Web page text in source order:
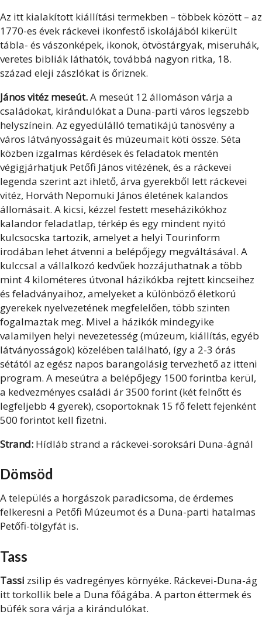
Az itt kialakított kiállítási termekben – többek között – az
1770-es évek ráckevei ikonfestő iskolájából kikerült
tábla- és vászonképek, ikonok, ötvöstárgyak, miseruhák,
veretes bibliák láthatók, továbbá nagyon ritka, 18.
század eleji zászlókat is őriznek.
János vitéz meseút.A meseút 12 állomáson várja a
családokat, kirándulókat a Duna-parti város legszebb
helyszínein. Az egyedülálló tematikájú tanösvény a
város látványosságait és múzeumait köti össze. Séta
közben izgalmas kérdések és feladatok mentén
végigjárhatjuk Petőfi János vitézének, és a ráckevei
legenda szerint azt ihlető, árva gyerekből lett ráckevei
vitéz, Horváth Nepomuki János életének kalandos
állomásait. A kicsi, kézzel festett meseházikókhoz
kalandor feladatlap, térkép és egy mindent nyitó
kulcsocska tartozik, amelyet a helyi Tourinform
irodában lehet átvenni a belépőjegy megváltásával. A
kulccsal a vállalkozó kedvűek hozzájuthatnak a több
mint 4 kilométeres útvonal házikókba rejtett kincseihez
és feladványaihoz, amelyeket a különböző életkorú
gyerekek nyelvezetének megfelelően, több szinten
fogalmaztak meg. Mivel a házikók mindegyike
valamilyen helyi nevezetesség (múzeum, kiállítás, egyéb
látványosságok) közelében található, így a 2-3 órás
sétától az egész napos barangolásig tervezhető az itteni
program. A meseútra a belépőjegy 1500 forintba kerül,
a kedvezményes családi ár 3500 forint (két felnőtt és
legfeljebb 4 gyerek), csoportoknak 15 fő felett fejenként
500 forintot kell fizetni.
Strand: Hídláb strand a ráckevei-soroksári Duna-ágnál
Dömsöd
A település a horgászok paradicsoma, de érdemes
felkeresni a Petőfi Múzeumot és a Duna-parti hatalmas
Petőfi-tölgyfát is.
Tass
Tassi zsilip és vadregényes környéke. Ráckevei-Duna-ág
itt torkollik bele a Duna főágába. A parton éttermek és
büfék sora várja a kirándulókat.